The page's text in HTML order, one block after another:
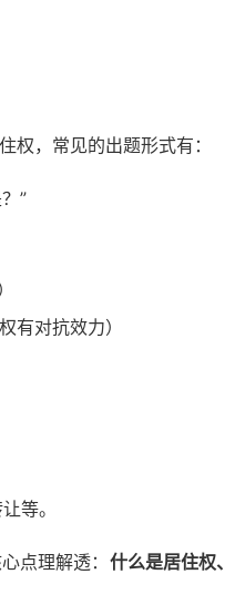
权，常见的出题形式有：
”
有对抗效力）
等。
点理解透： 什么是居住权、